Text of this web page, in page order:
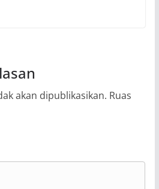
akan dipublikasikan. Ruas